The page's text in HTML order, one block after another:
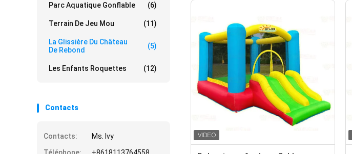
Parc Aquatique Gonflable (6)
Terrain De Jeu Mou (11)
La Glissière Du Château
De Rebond
(5)
Les Enfants Roquettes (12)
Contacts
Contacts:
Ms. Ivy